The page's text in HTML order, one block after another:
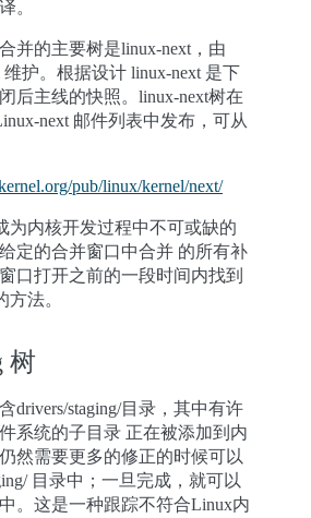
。
并的主要树是linux-next，由
维护。根据设计 linux-next 是下
后主线的快照。linux-next树在
next 邮件列表中发布，可从
pub/linux/kernel/next/
为内核开发过程中不可或缺的
定的合并窗口中合并 的所有补
口打开之前的一段时间内找到
方法。
树
drivers/staging/目录，其中有许
系统的子目录 正在被添加到内
然需要更多的修正的时候可以
目录中；一旦完成，就可以
。这是一种跟踪不符合Linux内